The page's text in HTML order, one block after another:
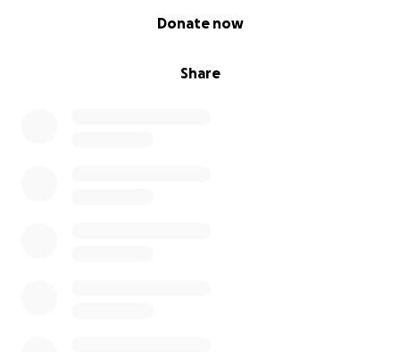
Share
Donate now